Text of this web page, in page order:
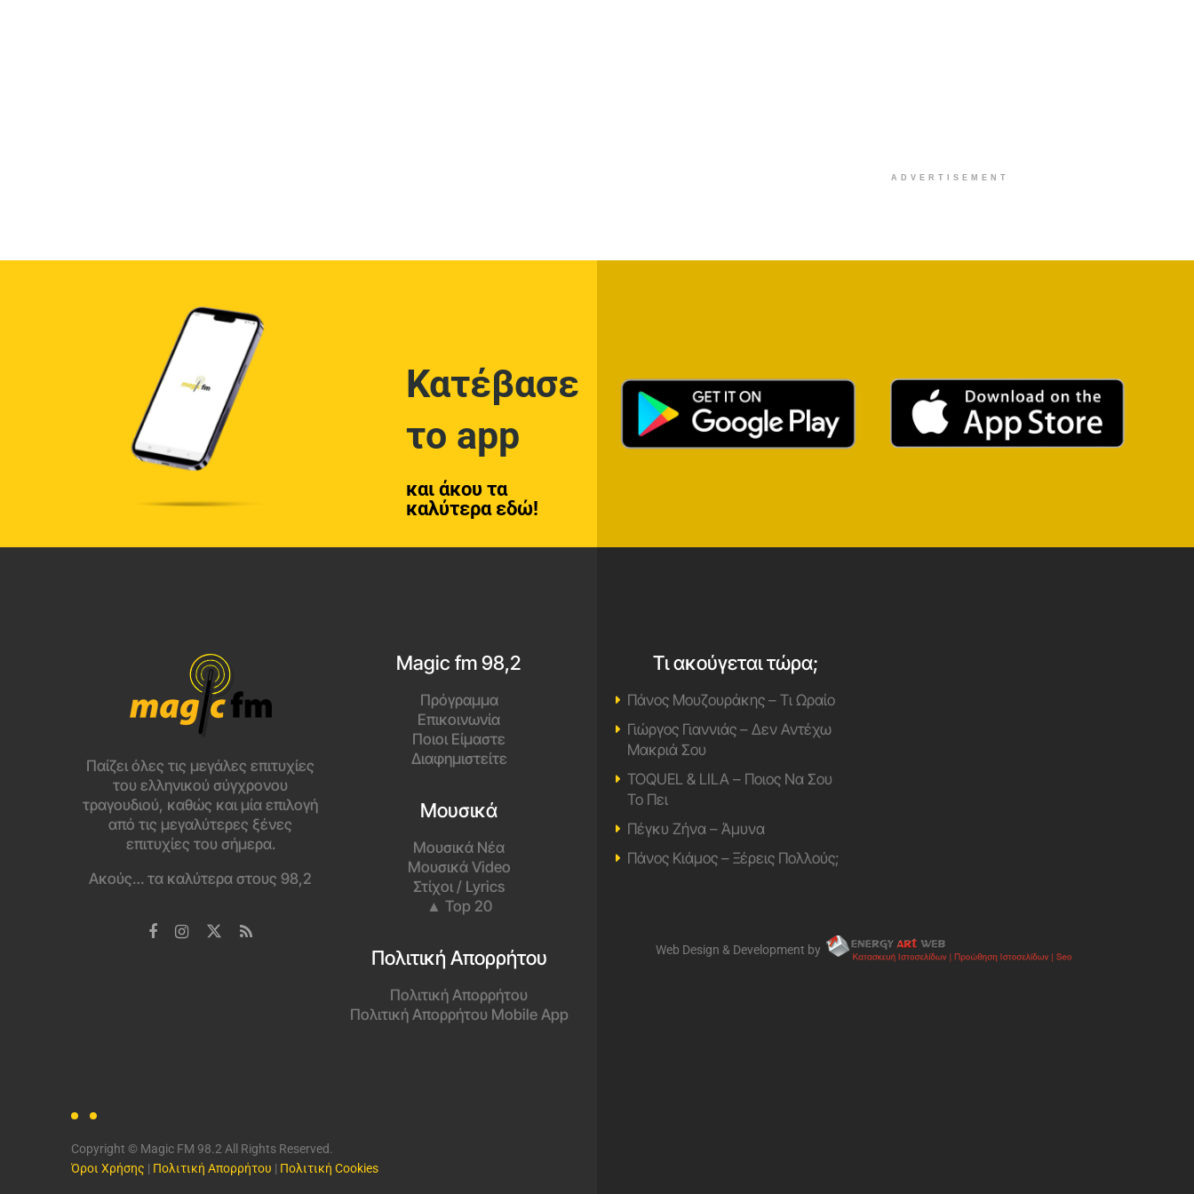
ADVERTISEMENT
Κατέβασε
το app
και άκου τα
καλύτερα εδώ!
Παίζει όλες τις μεγάλες επιτυχίες
του ελληνικού σύγχρονου
τραγουδιού, καθώς και μία επιλογή
από τις μεγαλύτερες ξένες
επιτυχίες του σήμερα.
Ακούς… τα καλύτερα στους 98,2
Magic fm 98,2
Πρόγραμμα
Επικοινωνία
Ποιοι Είμαστε
Διαφημιστείτε
Μουσικά
Μουσικά Νέα
Μουσικά Video
Στίχοι / Lyrics
▲ Top 20
Πολιτική Απορρήτου
Πολιτική Απορρήτου
Πολιτική Απορρήτου Mobile App
Copyright © Magic FM 98.2 All Rights Reserved.
Όροι Χρήσης | Πολιτική Απορρήτου | Πολιτική Cookies
Τι ακούγεται τώρα;
Πάνος Μουζουράκης – Τι Ωραίο
Γιώργος Γιαννιάς – Δεν Αντέχω
Μακριά Σου
TOQUEL & LILA – Ποιος Να Σου
Το Πει
Πέγκυ Ζήνα – Άμυνα
Πάνος Κιάμος – Ξέρεις Πολλούς;
Web Design & Development by